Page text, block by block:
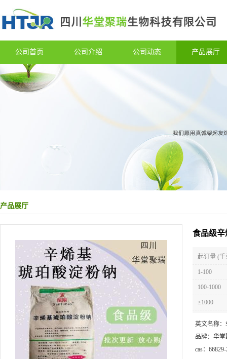
公司首页 公司介绍 公司动态 产品展厅
产品展厅
食品级辛
起订量 (千
1-100
100-1000
≥1000
英文名称：
品牌： 华堂
cas：